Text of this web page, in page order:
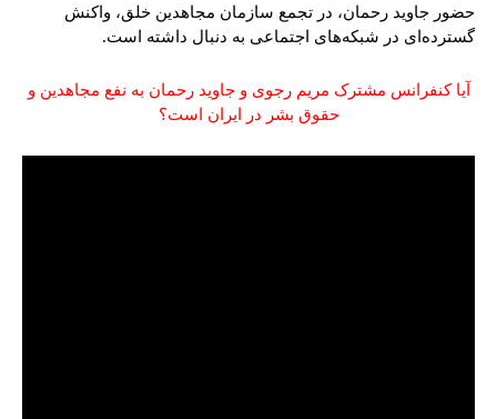
حضور جاوید رحمان، در تجمع سازمان مجاهدین خلق، واکنش‌
گسترده‌ای در شبکه‌های اجتماعی به دنبال داشته است.
آیا کنفرانس مشترک مریم رجوی و جاوید رحمان به نفع مجاهدین و
حقوق بشر در ایران است؟